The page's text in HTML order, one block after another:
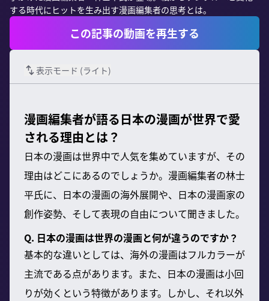
する時代にヒットを生み出す漫画編集者の思考とは。
この記事の動画を再生する
表示モード (ライト)
漫画編集者が語る日本の漫画が世界で愛
される理由とは？
日本の漫画は世界中で人気を集めていますが、その
理由はどこにあるのでしょうか。漫画編集者の林士
平氏に、日本の漫画の海外展開や、日本の漫画家の
創作姿勢、そして表現の自由について聞きました。
Q. 日本の漫画は世界の漫画と何が違うのですか？
基本的な違いとしては、海外の漫画はフルカラーが
主流である点があります。また、日本の漫画は小回
りが効くという特徴があります。しかし、それ以外